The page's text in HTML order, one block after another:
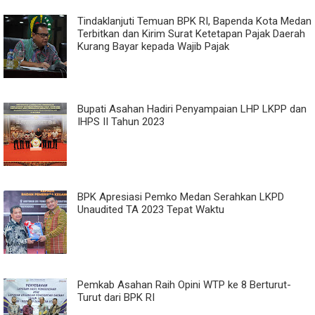
Tindaklanjuti Temuan BPK RI, Bapenda Kota Medan
Terbitkan dan Kirim Surat Ketetapan Pajak Daerah
Kurang Bayar kepada Wajib Pajak
Bupati Asahan Hadiri Penyampaian LHP LKPP dan
IHPS II Tahun 2023
BPK Apresiasi Pemko Medan Serahkan LKPD
Unaudited TA 2023 Tepat Waktu
Pemkab Asahan Raih Opini WTP ke 8 Berturut-
Turut dari BPK RI